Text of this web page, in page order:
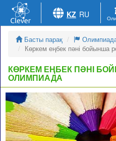
Басты парақ
Көркем еңбек пәні бойынша
КӨРКЕМ ЕҢБЕК ПӘНІ
ОЛИМПИАДА
KZ RU